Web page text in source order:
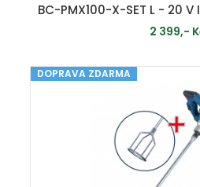
2 399,-
DOPRAVA ZDARMA